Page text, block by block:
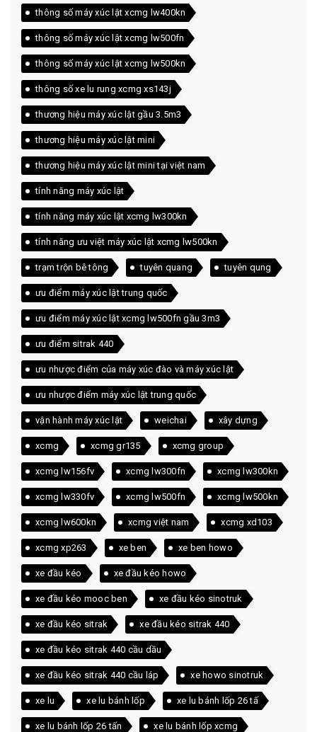
thông số máy xúc lật xcmg lw400kn
thông số máy xúc lật xcmg lw500fn
thông số máy xúc lật xcmg lw500kn
thông số xe lu rung xcmg xs143j
thương hiệu máy xúc lật gầu 3.5m3
thương hiệu máy xúc lật mini
thương hiệu máy xúc lật mini tại việt nam
tính năng máy xúc lật
tính năng máy xúc lật xcmg lw300kn
tính năng ưu việt máy xúc lật xcmg lw500kn
trạm trộn bê tông tuyên quang tuyên qung
ưu điểm máy xúc lật trung quốc
ưu điểm máy xúc lật xcmg lw500fn gầu 3m3
ưu điểm sitrak 440
ưu nhược điểm của máy xúc đào và máy xúc lật
ưu nhược điểm máy xúc lật trung quốc
vận hành máy xúc lật weichai xây dựng
xcmg xcmg gr135 xcmg group
xcmg lw156fv xcmg lw300fn xcmg lw300kn
xcmg lw330fv xcmg lw500fn xcmg lw500kn
xcmg lw600kn xcmg việt nam xcmg xd103
xcmg xp263 xe ben xe ben howo
xe đầu kéo xe đầu kéo howo
xe đầu kéo mooc ben xe đầu kéo sinotruk
xe đầu kéo sitrak xe đầu kéo sitrak 440
xe đầu kéo sitrak 440 cầu dầu
xe đầu kéo sitrak 440 cầu láp xe howo sinotruk
xe lu xe lu bánh lốp xe lu bánh lốp 26 tấ
xe lu bánh lốp 26 tấn xe lu bánh lốp xcmg